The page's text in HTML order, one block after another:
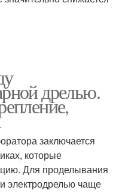
дрелью.
заключается
которые
Для проделывания
электродрелью чаще